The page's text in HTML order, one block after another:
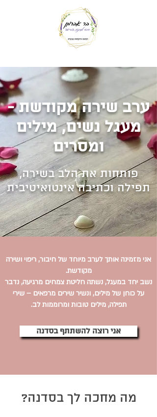
ערב שירה מקודשת -
מעגל נשים, מילים
ומסרים
פותחות את הלב בשירה,
תפילה וכתיבה אינטואיטיבית
אני מזמינה אותך לערב מיוחד של חיבור, ריפוי ושירה
מקודשת.
נשב יחד במעגל, נשתה חליטת צמחים מרגיעה, נדבר
על כוחן של מילים, ונשיר שירים מרפאים – שירי
תפילה, מילים טובות ומרוממות לב.
אני רוצה להשתתף בסדנה
מה מחכה לך בסדנה?